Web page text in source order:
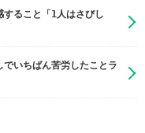
ること「1人はさびし
いちばん苦労したことラ